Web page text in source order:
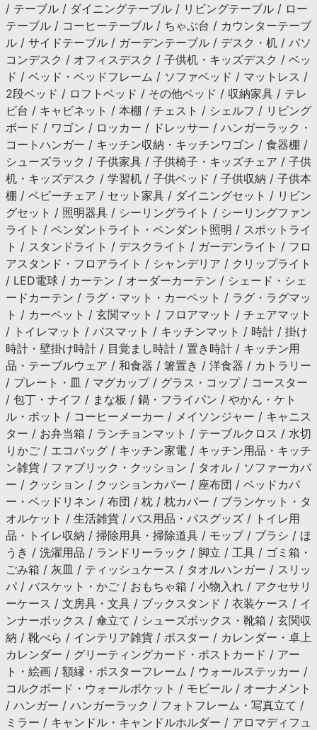
/ テーブル / ダイニングテーブル / リビングテーブル / ロー
テーブル / コーヒーテーブル / ちゃぶ台 / カウンターテーブ
ル / サイドテーブル / ガーデンテーブル / デスク・机 / パソ
コンデスク / オフィスデスク / 子供机・キッズデスク / ベッ
ド / ベッド・ベッドフレーム / ソファベッド / マットレス /
2段ベッド / ロフトベッド / その他ベッド / 収納家具 / テレ
ビ台 / キャビネット / 本棚 / チェスト / シェルフ / リビング
ボード / ワゴン / ロッカー / ドレッサー / ハンガーラック・
コートハンガー / キッチン収納・キッチンワゴン / 食器棚 /
シューズラック / 子供家具 / 子供椅子・キッズチェア / 子供
机・キッズデスク / 学習机 / 子供ベッド / 子供収納 / 子供本
棚 / ベビーチェア / セット家具 / ダイニングセット / リビン
グセット / 照明器具 / シーリングライト / シーリングファン
ライト / ペンダントライト・ペンダント照明 / スポットライ
ト / スタンドライト / デスクライト / ガーデンライト / フロ
アスタンド・フロアライト / シャンデリア / クリップライト
/ LED電球 / カーテン / オーダーカーテン / シェード・シェ
ードカーテン / ラグ・マット・カーペット / ラグ・ラグマッ
ト / カーペット / 玄関マット / フロアマット / チェアマット
/ トイレマット / バスマット / キッチンマット / 時計 / 掛け
時計・壁掛け時計 / 目覚まし時計 / 置き時計 / キッチン用
品・テーブルウェア / 和食器 / 箸置き / 洋食器 / カトラリー
/ プレート・皿 / マグカップ / グラス・コップ / コースター
/ 包丁・ナイフ / まな板 / 鍋・フライパン / やかん・ケト
ル・ポット / コーヒーメーカー / メイソンジャー / キャニス
ター / お弁当箱 / ランチョンマット / テーブルクロス / 水切
りかご / エコバッグ / キッチン家電 / キッチン用品・キッチ
ン雑貨 / ファブリック・クッション / タオル / ソファーカバ
ー / クッション / クッションカバー / 座布団 / ベッドカバ
ー・ベッドリネン / 布団 / 枕 / 枕カバー / ブランケット・タ
オルケット / 生活雑貨 / バス用品・バスグッズ / トイレ用
品・トイレ収納 / 掃除用具・掃除道具 / モップ / ブラシ / ほ
うき / 洗濯用品 / ランドリーラック / 脚立 / 工具 / ゴミ箱・
ごみ箱 / 灰皿 / ティッシュケース / タオルハンガー / スリッ
パ / バスケット・かご / おもちゃ箱 / 小物入れ / アクセサリ
ーケース / 文房具・文具 / ブックスタンド / 衣装ケース / イ
ンナーボックス / 傘立て / シューズボックス・靴箱 / 玄関収
納 / 靴べら / インテリア雑貨 / ポスター / カレンダー・卓上
カレンダー / グリーティングカード・ポストカード / アー
ト・絵画 / 額縁・ポスターフレーム / ウォールステッカー /
コルクボード・ウォールポケット / モビール / オーナメント
/ ハンガー / ハンガーラック / フォトフレーム・写真立て /
ミラー / キャンドル・キャンドルホルダー / アロマディフュ